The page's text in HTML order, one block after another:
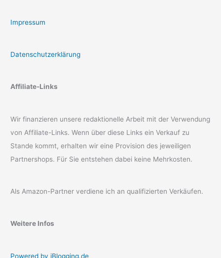
Impressum
Datenschutzerklärung
Affiliate-Links
Wir finanzieren unsere redaktionelle Arbeit mit der Verwendung
von Affiliate-Links. Wenn über diese Links ein Verkauf zu
Stande kommt, erhalten wir eine Provision des jeweiligen
Partnershops. Für Sie entstehen dabei keine Mehrkosten.
Als Amazon-Partner verdiene ich an qualifizierten Verkäufen.
Weitere Infos
Powered by iBlogging.de